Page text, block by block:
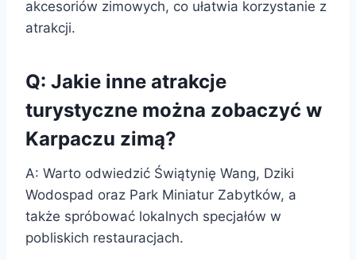
akcesoriów zimowych, co ułatwia korzystanie z
atrakcji.
Q: Jakie inne atrakcje
turystyczne można zobaczyć w
Karpaczu zimą?
A: Warto odwiedzić Świątynię Wang, Dziki
Wodospad oraz Park Miniatur Zabytków, a
także spróbować lokalnych specjałów w
pobliskich restauracjach.